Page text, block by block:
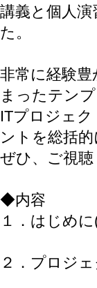
講義と個人
た。
非常に経験
まったテン
ITプロジェ
ントを総括的
ぜひ、ご視聴
◆内容
１．はじめに
２．プロジ